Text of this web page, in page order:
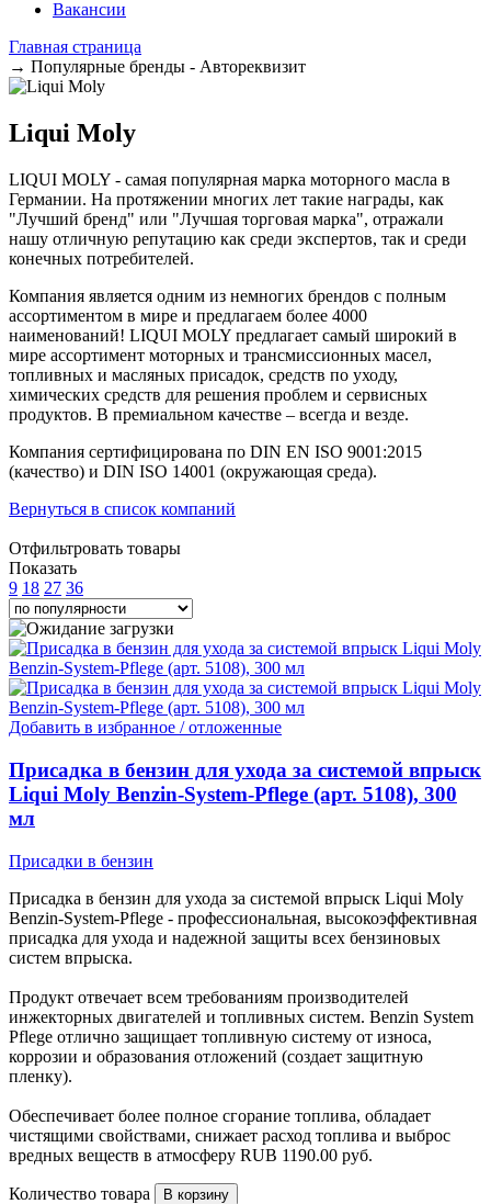
Вакансии
Главная страница
→ Популярные бренды - Автореквизит
Liqui Moly
LIQUI MOLY - самая популярная марка моторного масла в
Германии. На протяжении многих лет такие награды, как
"Лучший бренд" или "Лучшая торговая марка", отражали
нашу отличную репутацию как среди экспертов, так и среди
конечных потребителей.
Компания является одним из немногих брендов с полным
ассортиментом в мире и предлагаем более 4000
наименований! LIQUI MOLY предлагает самый широкий в
мире ассортимент моторных и трансмиссионных масел,
топливных и масляных присадок, средств по уходу,
химических средств для решения проблем и сервисных
продуктов. В премиальном качестве – всегда и везде.
Компания сертифицирована по DIN EN ISO 9001:2015
(качество) и DIN ISO 14001 (окружающая среда).
Вернуться в список компаний
Отфильтровать товары
Показать
9 18 27 36
Добавить в избранное / отложенные
Присадка в бензин для ухода за системой впрыск
Liqui Moly Benzin-System-Pflege (арт. 5108), 300
мл
Присадки в бензин
Присадка в бензин для ухода за системой впрыск Liqui Moly
Benzin-System-Pflege - профессиональная, высокоэффективная
присадка для ухода и надежной защиты всех бензиновых
систем впрыска.
Продукт отвечает всем требованиям производителей
инжекторных двигателей и топливных систем. Benzin System
Pflege отлично защищает топливную систему от износа,
коррозии и образования отложений (создает защитную
пленку).
Обеспечивает более полное сгорание топлива, обладает
чистящими свойствами, снижает расход топлива и выброс
вредных веществ в атмосферу RUB 1190.00 руб.
Количество товара